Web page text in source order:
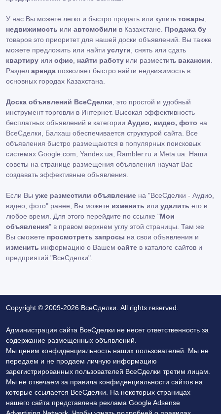
У нас Вы можете легко и быстро продать или купить товары
недвижимость или автомобили в Казахстане. Продажа бу
товаров это приоритет для нашей доски объявлений. Вы также
можете предложить или найти услуги , снять или сдать
квартиру или офис найти работу или разместить вакансии
Раздел аренда позволяет быстро найти недвижимость в
основных городах Казахстана.
Доска объявлений ВсеСделки , это простой и удобный
инструмент торговли в Интернет. Высокая эффективность
бесплатных объявлений в категории Аудио, видео, фото на
ВсеСделки, Балхаш обеспечивается структурой сайта. Все
объявления быстро размещаются в популярных поисковых
системах Google.com, Yandex.ua, Rambler.ru и Meta.ua. Наши
советы на странице размещения объявления научат Вас
создавать эффективные объявления.
Если Вы уже разместили объявление на "ВсеСделки - Аудио,
видео, фото" ранее, Вы можете изменить или удалить его в
любое время. Для этого перейдите по ссылке "Мои
объявления" в правом верхнем углу этой страницы. Там же
Вы сможете просмотреть запросы на свои объявления и
изменить информацию о Вашем сайте в каталоге сайтов и
предприятий "ВсеСделки".
Copyright © 2009-2026 ВсеСделки. All rights reserved.
Администрация сайта ВсеСделки не несет ответственность за
содержание размещенных объявлений.
Мы ценим конфиденциальность наших пользователей. Мы не
передаем и не продаем личную информацию
зарегистрированных пользователей ВсеСделки третим лицам.
Мы не отвечаем за правила конфиденциальности сайтов на
которые ссылается ВсеСделки. На некоторых страницах
нашего сайта представлена реклама Google Adsense